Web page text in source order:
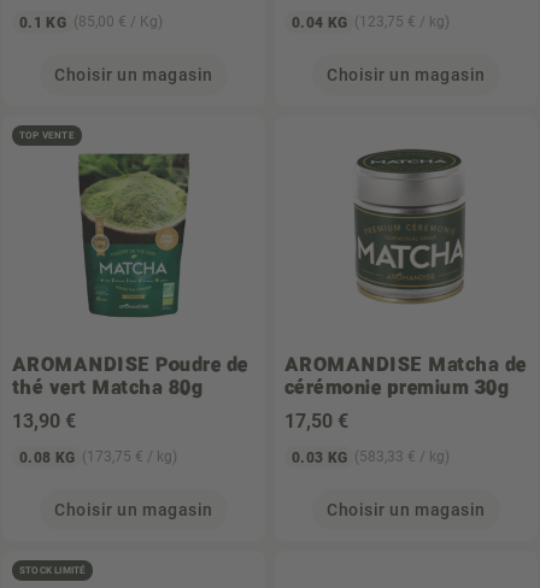
0.1 KG (85,00 € / Kg)
Choisir un magasin
0.04 KG (123,75 € / kg)
Choisir un magasin
TOP VENTE
AROMANDISE Poudre de
thé vert Matcha 80g
13,90 €
0.08 KG (173,75 € / kg)
Choisir un magasin
AROMANDISE Matcha de
cérémonie premium 30g
17,50 €
0.03 KG (583,33 € / kg)
Choisir un magasin
STOCK LIMITÉ